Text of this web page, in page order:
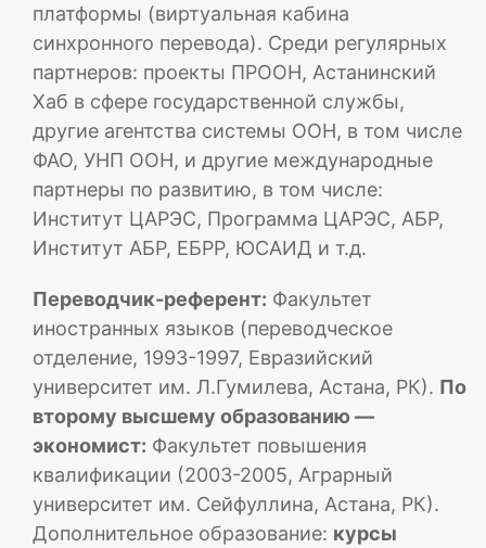
платформы (виртуальная кабина
синхронного перевода). Среди регулярных
партнеров: проекты ПРООН, Астанинский
Хаб в сфере государственной службы,
другие агентства системы ООН, в том числе
ФАО, УНП ООН, и другие международные
партнеры по развитию, в том числе:
Институт ЦАРЭС, Программа ЦАРЭС, АБР,
Институт АБР, ЕБРР, ЮСАИД и т.д.
Переводчик-референт: Факультет
иностранных языков (переводческое
отделение, 1993-1997, Евразийский
университет им. Л.Гумилева, Астана, РК). По
второму высшему образованию —
экономист: Факультет повышения
квалификации (2003-2005, Аграрный
университет им. Сейфуллина, Астана, РК).
Дополнительное образование: курсы